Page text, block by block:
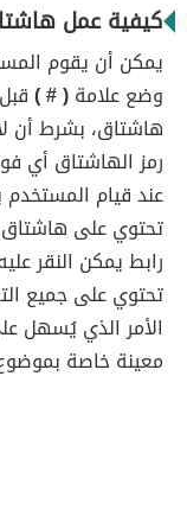
كيفية عمل
يمكن أن يقوم
وضع علامة( # )
هاشتاق، بشرط أن
رمز الهاشتاق أي
عند قيام المستخدم
تحتوي على
رابط يمكن النقر
تحتوي على جميع
الأمر الذي يُسهل
معينة خاصة